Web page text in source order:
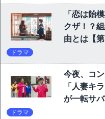
「恋は飴
クザ！？
由とは【第
ドラマ
今夜、コ
「人妻キ
が一転サ
ドラマ